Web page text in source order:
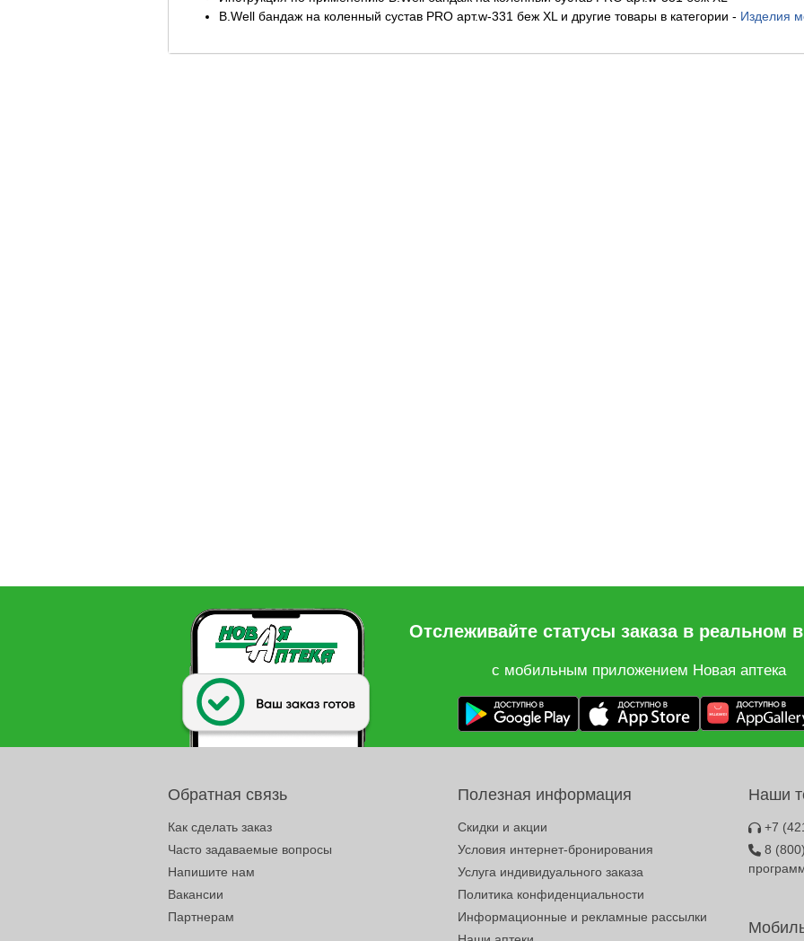
B.Well бандаж на коленный сустав PRO арт.w-331 беж XL и другие товары в категории - Изделия
Отслеживайте статусы заказа в реальном
с мобильным приложением Новая аптека
Обратная связь
Как сделать заказ
Часто задаваемые вопросы
Напишите нам
Вакансии
Партнерам
Полезная информация
Скидки и акции
Условия интернет-бронирования
Услуга индивидуального заказа
Политика конфиденциальности
Информационные и рекламные рассылки
Наши
+7
8